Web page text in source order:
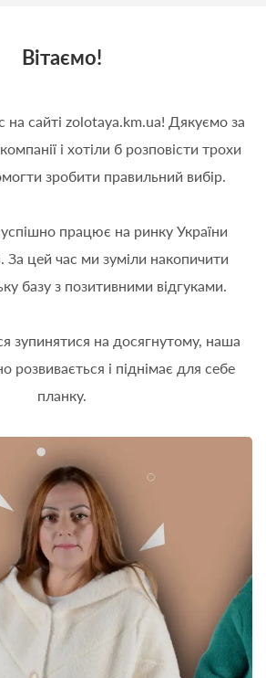
Вітаємо!
на сайті zolotaya.km.ua! Дякуємо за
і хотіли б розповісти трохи
зробити правильний вибір.
працює на ринку України
За цей час ми зуміли накопичити
базу з позитивними відгуками.
зупинятися на досягнутому, наша
розвивається і піднімає для себе
планку.